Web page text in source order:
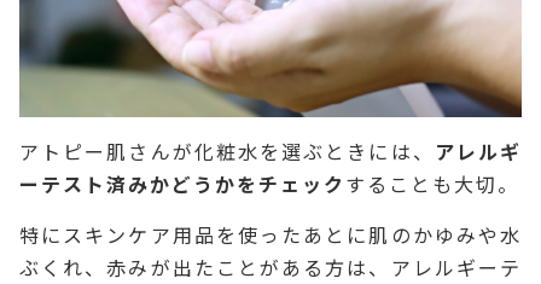
アトピー肌さんが化粧水を選ぶときには、 アレルギ
ーテスト済みかどうかをチェックすることも大切。
特にスキンケア用品を使ったあとに肌のかゆみや水
ぶくれ、赤みが出たことがある方は、アレルギーテ